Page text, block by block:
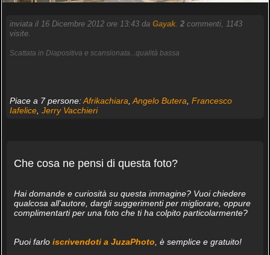
inviata il 16 Dicembre 2012 ore 13:43 da Gayak. 2commenti, 1143
visite.
Scattata in Diapositiva e scansionata...qualità bassa
Piace a 7 persone:Afrikachiara Angelo Butera Francesco
Iafelice, Jerry Vacchieri
Che cosa ne pensi di questa foto?
Hai domande e curiosità su questa immagine? Vuoi chiedere
qualcosa all'autore, dargli suggerimenti per migliorare, oppure
complimentarti per una foto che ti ha colpito particolarmente?
Puoi farlo iscrivendoti a JuzaPhoto , è semplice e gratuito!